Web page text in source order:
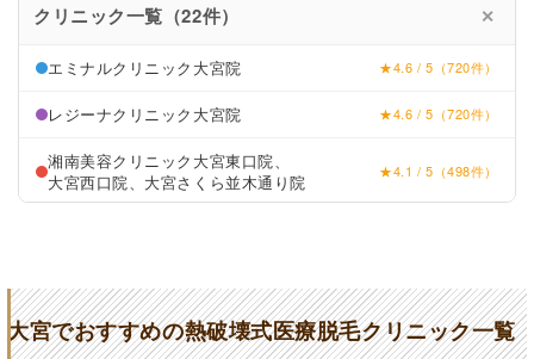
クリニック一覧（22件） ✕
エミナルクリニック大宮院 ★4.6 / 5（720件）
レジーナクリニック大宮院 ★4.6 / 5（720件）
湘南美容クリニック大宮東口院、
大宮西口院、大宮さくら並木通り院
★4.1 / 5（498件）
ルシアクリニック埼玉大宮院 ★4.8 / 5（237件）
大宮でおすすめの熱破壊式医療脱毛クリニック一覧